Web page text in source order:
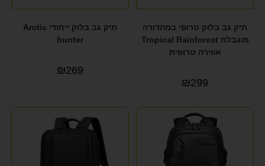
תיק גב בלוק טרופי במהדורה
מוגבלת Tropical Rainforest
אווירה טרופית
₪299
תיק גב בלוק ייחודי Arctic
hunter
₪269